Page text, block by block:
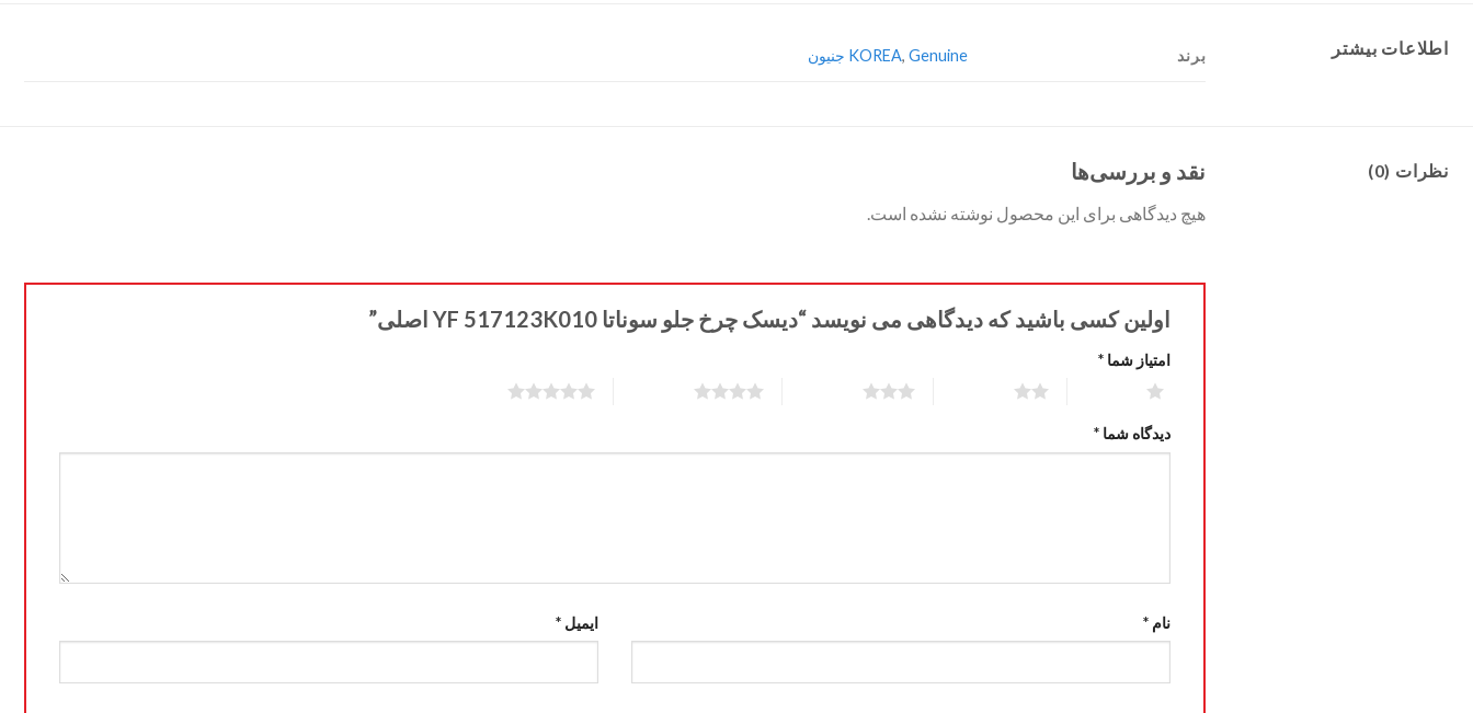
اطلاعات بیشتر برند KOREA,Genuine جنیون
نظرات (0) نقد و بررسی‌ها
هیچ دیدگاهی برای این محصول نوشته نشده است.
اولین کسی باشید که دیدگاهی می نویسد “دیسک چرخ جلو سوناتا YF 517123K010 اصلی”
امتیاز شما *
دیدگاه شما *
نام * ایمیل *